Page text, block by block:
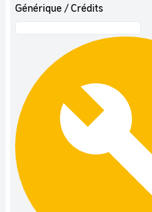
Générique / Crédits